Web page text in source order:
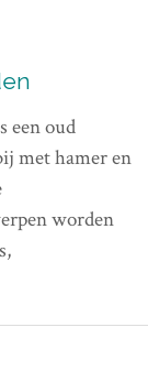
een oud
met hamer en
worden